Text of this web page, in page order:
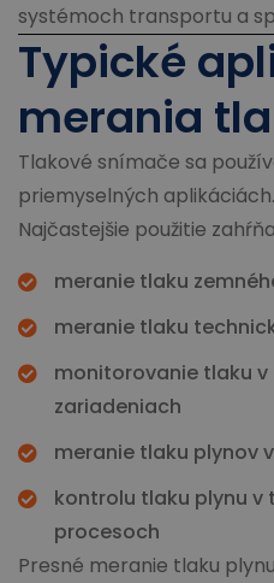
systémoch transportu a
Typické
merania
Tlakové snímače sa
priemyselných aplikáciách.
Najčastejšie použitie
meranie tlaku
meranie tlaku
monitorovanie tlaku v
zariadeniach
meranie tlaku plynov
kontrolu tlaku plynu
procesoch
Presné meranie tlaku